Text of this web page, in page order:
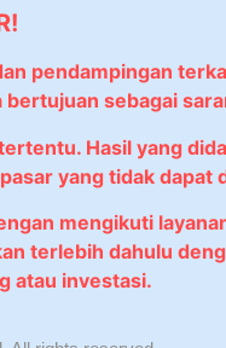
pendampingan
sebagai
Hasil yang
yang tidak dapat
mengikuti
terlebih dahulu
atau investasi.